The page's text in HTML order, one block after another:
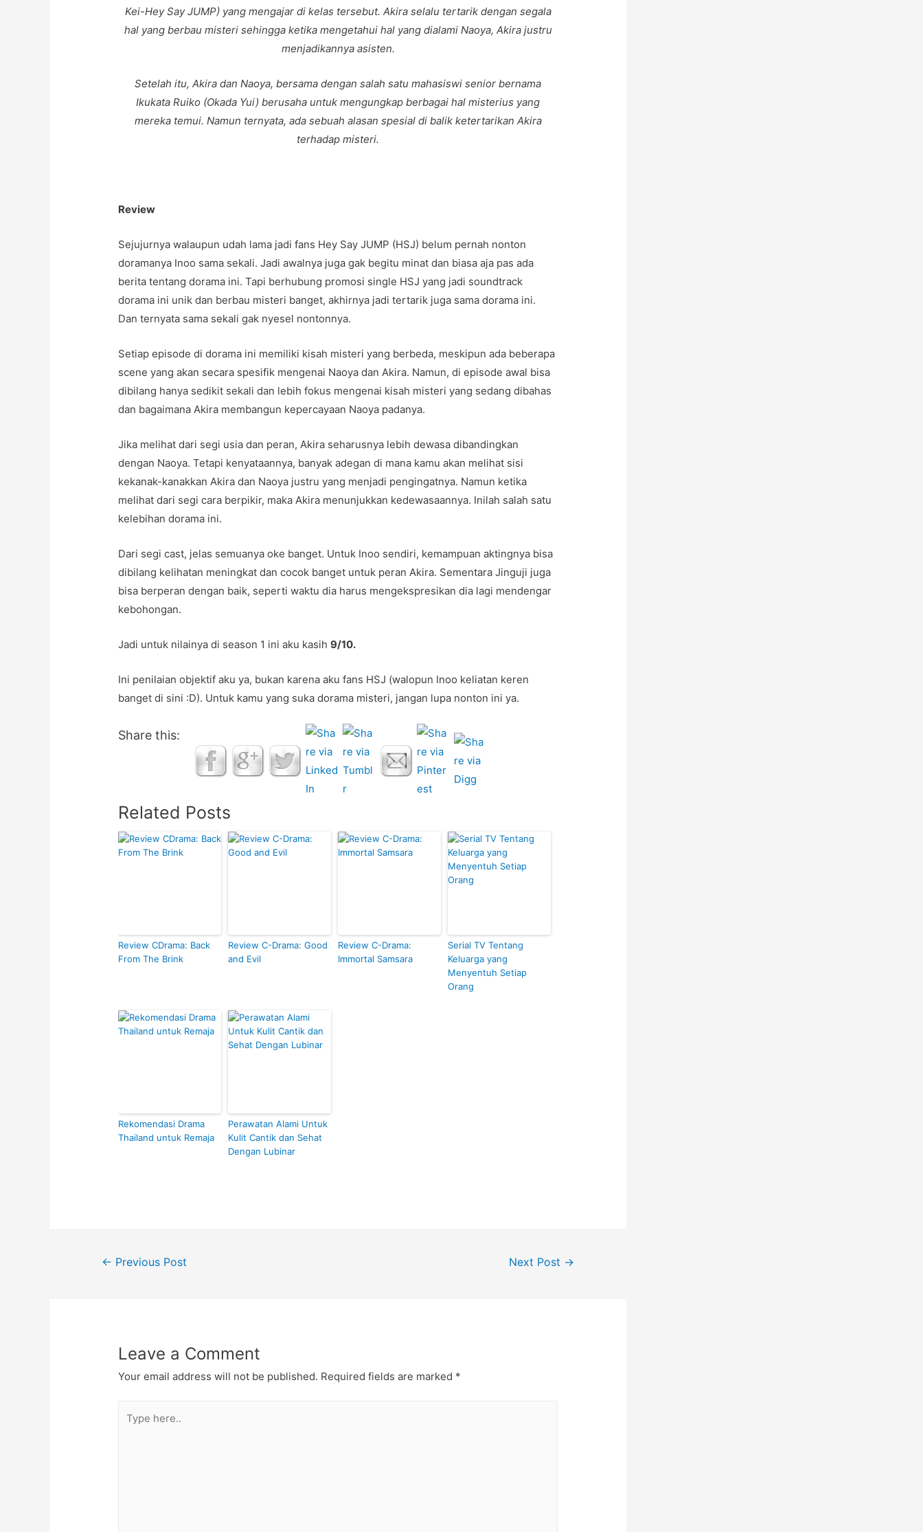
Kei-Hey Say JUMP) yang mengajar di kelas tersebut. Akira selalu tertarik dengan segala
hal yang berbau misteri sehingga ketika mengetahui hal yang dialami Naoya, Akira justru
menjadikannya asisten.
Setelah itu, Akira dan Naoya, bersama dengan salah satu mahasiswi senior bernama
Ikukata Ruiko (Okada Yui) berusaha untuk mengungkap berbagai hal misterius yang
mereka temui. Namun ternyata, ada sebuah alasan spesial di balik ketertarikan Akira
terhadap misteri.
Review
Sejujurnya walaupun udah lama jadi fans Hey Say JUMP (HSJ) belum pernah nonton
doramanya Inoo sama sekali. Jadi awalnya juga gak begitu minat dan biasa aja pas ada
berita tentang dorama ini. Tapi berhubung promosi single HSJ yang jadi soundtrack
dorama ini unik dan berbau misteri banget, akhirnya jadi tertarik juga sama dorama ini.
Dan ternyata sama sekali gak nyesel nontonnya.
Setiap episode di dorama ini memiliki kisah misteri yang berbeda, meskipun ada beberapa
scene yang akan secara spesifik mengenai Naoya dan Akira. Namun, di episode awal bisa
dibilang hanya sedikit sekali dan lebih fokus mengenai kisah misteri yang sedang dibahas
dan bagaimana Akira membangun kepercayaan Naoya padanya.
Jika melihat dari segi usia dan peran, Akira seharusnya lebih dewasa dibandingkan
dengan Naoya. Tetapi kenyataannya, banyak adegan di mana kamu akan melihat sisi
kekanak-kanakkan Akira dan Naoya justru yang menjadi pengingatnya. Namun ketika
melihat dari segi cara berpikir, maka Akira menunjukkan kedewasaannya. Inilah salah satu
kelebihan dorama ini.
Dari segi cast, jelas semuanya oke banget. Untuk Inoo sendiri, kemampuan aktingnya bisa
dibilang kelihatan meningkat dan cocok banget untuk peran Akira. Sementara Jinguji juga
bisa berperan dengan baik, seperti waktu dia harus mengekspresikan dia lagi mendengar
kebohongan.
Jadi untuk nilainya di season 1 ini aku kasih9/10.
Ini penilaian objektif aku ya, bukan karena aku fans HSJ (walopun Inoo keliatan keren
banget di sini :D). Untuk kamu yang suka dorama misteri, jangan lupa nonton ini ya.
Share this:
Related Posts
Review CDrama: Back
From The Brink
Review C-Drama: Good
and Evil
Review C-Drama:
Immortal Samsara
Serial TV Tentang
Keluarga yang
Menyentuh Setiap
Orang
Rekomendasi Drama
Thailand untuk Remaja
Perawatan Alami Untuk
Kulit Cantik dan Sehat
Dengan Lubinar
Post
← Previous Post Next Post →
Leave a Comment
Your email address will not be published. Required fields are marked *
here..